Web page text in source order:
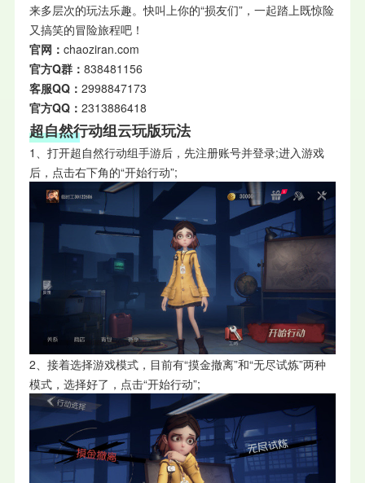
来多层次的玩法乐趣。快叫上你的“损友们”，一起踏上既惊险
又搞笑的冒险旅程吧！
官网： chaoziran.com
官方Q群： 838481156
客服QQ： 2998847173
官方QQ： 2313886418
超自然行动组云玩版玩法
1、打开超自然行动组手游后，先注册账号并登录;进入游戏
后，点击右下角的“开始行动”;
2、接着选择游戏模式，目前有“摸金撤离”和“无尽试炼”两种
模式，选择好了，点击“开始行动”;